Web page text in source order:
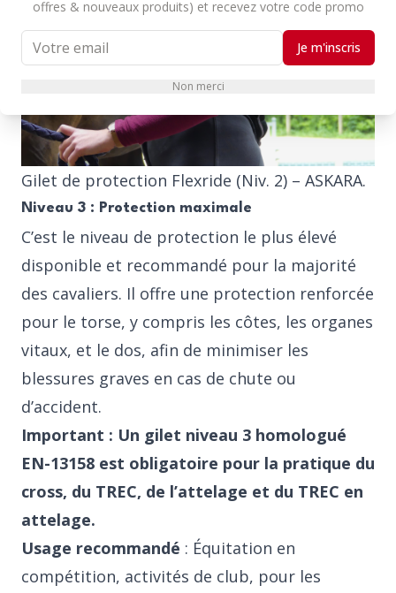
Gilet de protection Flexride (Niv. 2) – ASKARA.
Niveau 3 : Protection maximale
C’est le niveau de protection le plus élevé
disponible et recommandé pour la majorité
des cavaliers. Il offre une protection renforcée
pour le torse, y compris les côtes, les organes
vitaux, et le dos, afin de minimiser les
blessures graves en cas de chute ou
d’accident.
Important : Un gilet niveau 3 homologué
EN-13158 est obligatoire pour la pratique du
cross, du TREC, de l’attelage et du TREC en
attelage.
Usage recommandé : Équitation en
compétition, activités de club, pour les
offres & nouveaux produits) et recevez votre code promo
Je m'inscris
Non merci